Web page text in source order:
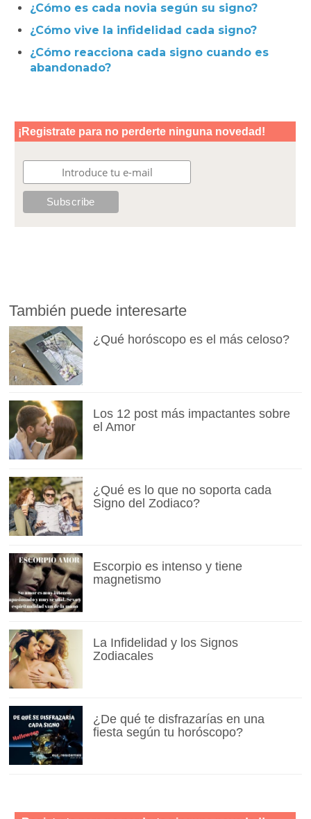
¿Cómo es cada novia según su signo?
¿Cómo vive la infidelidad cada signo?
¿Cómo reacciona cada signo cuando es
abandonado?
También puede interesarte
¿Qué horóscopo es el más celoso?
Los 12 post más impactantes sobre
el Amor
¿Qué es lo que no soporta cada
Signo del Zodiaco?
Escorpio es intenso y tiene
magnetismo
La Infidelidad y los Signos
Zodiacales
¿De qué te disfrazarías en una
fiesta según tu horóscopo?